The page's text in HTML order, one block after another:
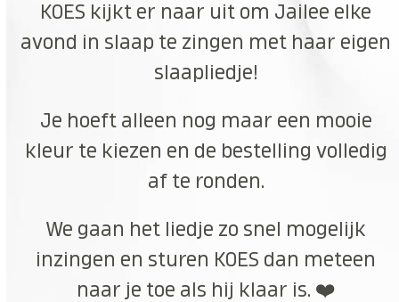
KOES kijkt er naar uit om Jailee elke
avond in slaap te zingen met haar eigen
slaapliedje!
Je hoeft alleen nog maar een mooie
kleur te kiezen en de bestelling volledig
af te ronden.
We gaan het liedje zo snel mogelijk
inzingen en sturen KOES dan meteen
naar je toe als hij klaar is. ❤️